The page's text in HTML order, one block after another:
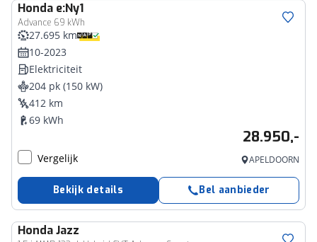
Honda e:Ny1
Advance 69 kWh
27.695 km
10-2023
Elektriciteit
204 pk (150 kW)
412 km
69 kWh
28.950,-
Vergelijk APELDOORN
Bekijk details Bel aanbieder
HondaJazz